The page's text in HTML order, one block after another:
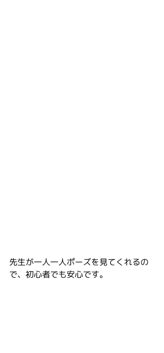
先生が一人一人ポーズを見てくれるの
で、初心者でも安心です。